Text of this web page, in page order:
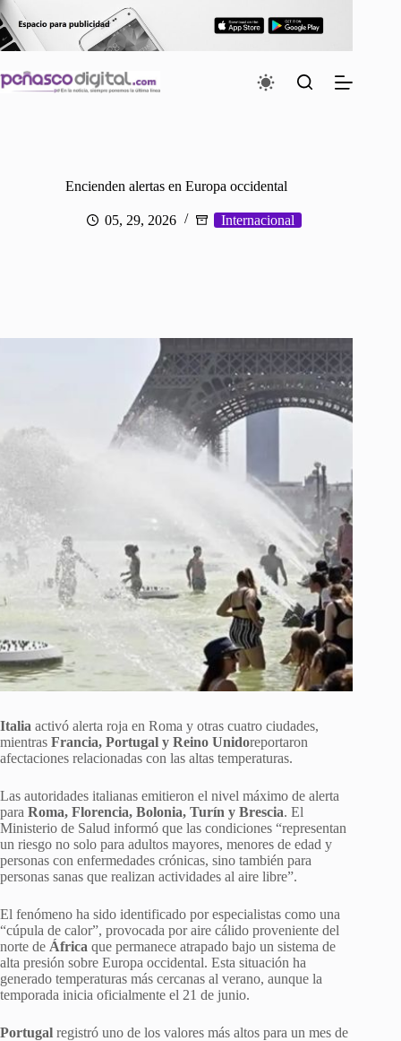
Saltar
al
contenido
Encienden alertas en Europa occidental
05, 29, 2026 Internacional
Italia activó alerta roja en Roma y otras cuatro ciudades,
mientras Francia, Portugal y Reino Unidoreportaron
afectaciones relacionadas con las altas temperaturas.
Las autoridades italianas emitieron el nivel máximo de alerta
para Roma, Florencia, Bolonia, Turín y Brescia. El
Ministerio de Salud informó que las condiciones “representan
un riesgo no solo para adultos mayores, menores de edad y
personas con enfermedades crónicas, sino también para
personas sanas que realizan actividades al aire libre”.
El fenómeno ha sido identificado por especialistas como una
“cúpula de calor”, provocada por aire cálido proveniente del
norte de África que permanece atrapado bajo un sistema de
alta presión sobre Europa occidental. Esta situación ha
generado temperaturas más cercanas al verano, aunque la
temporada inicia oficialmente el 21 de junio.
Portugal registró uno de los valores más altos para un mes de